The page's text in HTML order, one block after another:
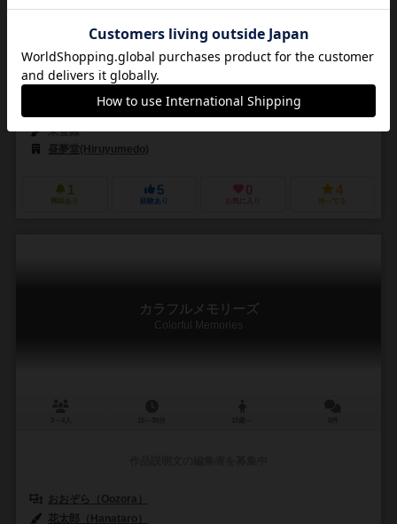
45～60分 10歳～
作品説明文の編集者を募集中
未登録
昼夢堂(Hiruyumedo)
1
興味あり
5
経験あり
0
お気に入り
4
持ってる
カラフルメモリーズ
Colorful Memories
おおぞら（Oozora）
花太郎（Hanataro）